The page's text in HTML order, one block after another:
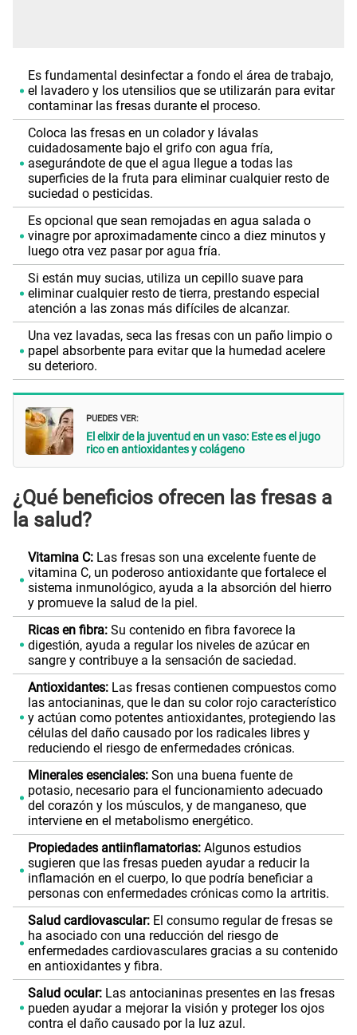
Es fundamental desinfectar a fondo el área de trabajo,
el lavadero y los utensilios que se utilizarán para evitar
contaminar las fresas durante el proceso.
Coloca las fresas en un colador y lávalas
cuidadosamente bajo el grifo con agua fría,
asegurándote de que el agua llegue a todas las
superficies de la fruta para eliminar cualquier resto de
suciedad o pesticidas.
Es opcional que sean remojadas en agua salada o
vinagre por aproximadamente cinco a diez minutos y
luego otra vez pasar por agua fría.
Si están muy sucias, utiliza un cepillo suave para
eliminar cualquier resto de tierra, prestando especial
atención a las zonas más difíciles de alcanzar.
Una vez lavadas, seca las fresas con un paño limpio o
papel absorbente para evitar que la humedad acelere
su deterioro.
PUEDES VER:
El elixir de la juventud en un vaso: Este es el jugo
rico en antioxidantes y colágeno
¿Qué beneficios ofrecen las fresas a
la salud?
Vitamina C:Las fresas son una excelente fuente de
vitamina C, un poderoso antioxidante que fortalece el
sistema inmunológico, ayuda a la absorción del hierro
y promueve la salud de la piel.
Ricas en fibra:Su contenido en fibra favorece la
digestión, ayuda a regular los niveles de azúcar en
sangre y contribuye a la sensación de saciedad.
Antioxidantes:Las fresas contienen compuestos como
las antocianinas, que le dan su color rojo característico
y actúan como potentes antioxidantes, protegiendo las
células del daño causado por los radicales libres y
reduciendo el riesgo de enfermedades crónicas.
Minerales esenciales:Son una buena fuente de
potasio, necesario para el funcionamiento adecuado
del corazón y los músculos, y de manganeso, que
interviene en el metabolismo energético.
Propiedades antiinflamatorias:Algunos estudios
sugieren que las fresas pueden ayudar a reducir la
inflamación en el cuerpo, lo que podría beneficiar a
personas con enfermedades crónicas como la artritis.
Salud cardiovascular:El consumo regular de fresas se
ha asociado con una reducción del riesgo de
enfermedades cardiovasculares gracias a su contenido
en antioxidantes y fibra.
Salud ocular:Las antocianinas presentes en las fresas
pueden ayudar a mejorar la visión y proteger los ojos
contra el daño causado por la luz azul.